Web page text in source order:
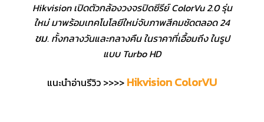
Hikvision เปิดตัวกล้องวงจรปิดซีรีย์ ColorVu 2.0 รุ่น
ใหม่ มาพร้อมเทคโนโลยีใหม่จับภาพสีคมชัดตลอด 24
ชม. ทั้งกลางวันและกลางคืน ในราคาที่เอื้อมถึง ในรูป
แบบ Turbo HD
แนะนำอ่านรีวิว >>>> Hikvision ColorVU